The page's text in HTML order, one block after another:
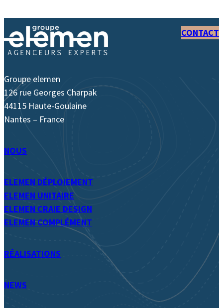
CONTACT
Groupe elemen
126 rue Georges Charpak
44115 Haute-Goulaine
Nantes – France
NOUS
ELEMEN DÉPLOIEMENT
ELEMEN UNITAIRE
ELEMEN CRAIE DESIGN
ELEMEN COMPLÉMENT
RÉALISATIONS
NEWS